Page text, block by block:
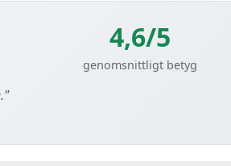
4,6/5
genomsnittligt betyg